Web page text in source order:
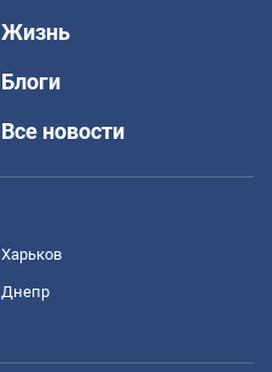
Жизнь
Блоги
Все новости
Харьков
Днепр